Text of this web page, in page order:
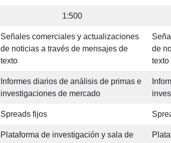
1:500
Señales comerciales y actualizaciones
de noticias a través de mensajes de
texto
de
texto
Informes diarios de análisis de primas e
investigaciones de mercado
Spreads fijos
Plataforma de investigación y sala de